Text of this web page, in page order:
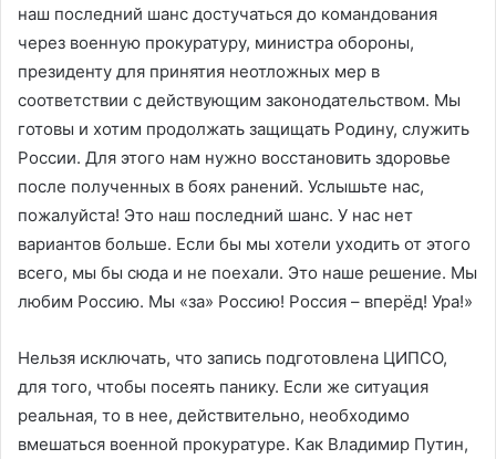
наш последний шанс достучаться до командования
через военную прокуратуру, министра обороны,
президенту для принятия неотложных мер в
соответствии с действующим законодательством. Мы
готовы и хотим продолжать защищать Родину, служить
России. Для этого нам нужно восстановить здоровье
после полученных в боях ранений. Услышьте нас,
пожалуйста! Это наш последний шанс. У нас нет
вариантов больше. Если бы мы хотели уходить от этого
всего, мы бы сюда и не поехали. Это наше решение. Мы
любим Россию. Мы «за» Россию! Россия – вперёд! Ура!»
Нельзя исключать, что запись подготовлена ЦИПСО,
для того, чтобы посеять панику. Если же ситуация
реальная, то в нее, действительно, необходимо
вмешаться военной прокуратуре. Как Владимир Путин,